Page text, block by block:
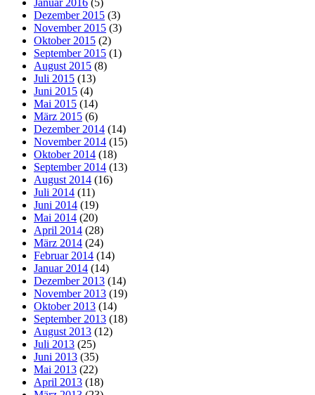
Dezember 2015 (3)
November 2015 (3)
Oktober 2015 (2)
September 2015 (1)
August 2015 (8)
Juli 2015 (13)
Juni 2015 (4)
Mai 2015 (14)
März 2015 (6)
Dezember 2014 (14)
November 2014 (15)
Oktober 2014 (18)
September 2014 (13)
August 2014 (16)
Juli 2014 (11)
Juni 2014 (19)
Mai 2014 (20)
April 2014 (28)
März 2014 (24)
Februar 2014 (14)
Januar 2014 (14)
Dezember 2013 (14)
November 2013 (19)
Oktober 2013 (14)
September 2013 (18)
August 2013 (12)
Juli 2013 (25)
Juni 2013 (35)
Mai 2013 (22)
April 2013 (18)